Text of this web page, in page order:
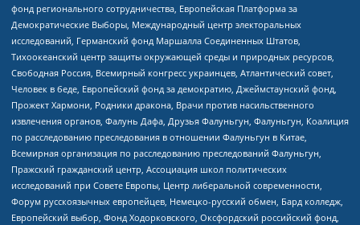
фонд регионального сотрудничества, Европейская Платформа за
Демократические Выборы, Международный центр электоральных
исследований, Германский фонд Маршалла Соединенных Штатов,
Тихоокеанский центр защиты окружающей среды и природных ресурсов,
Свободная Россия, Всемирный конгресс украинцев, Атлантический совет,
Человек в беде, Европейский фонд за демократию, Джеймстаунский фонд,
Прожект Хармони, Родники дракона, Врачи против насильственного
извлечения органов, Фалунь Дафа, Друзья Фалуньгун, Фалуньгун, Коалиция
по расследованию преследования в отношении Фалуньгун в Китае,
Всемирная организация по расследованию преследований Фалуньгун,
Пражский гражданский центр, Ассоциация школ политических
исследований при Совете Европы, Центр либеральной современности,
Форум русскоязычных европейцев, Немецко-русский обмен, Бард колледж,
Европейский выбор, Фонд Ходорковского, Оксфордский российский фонд,